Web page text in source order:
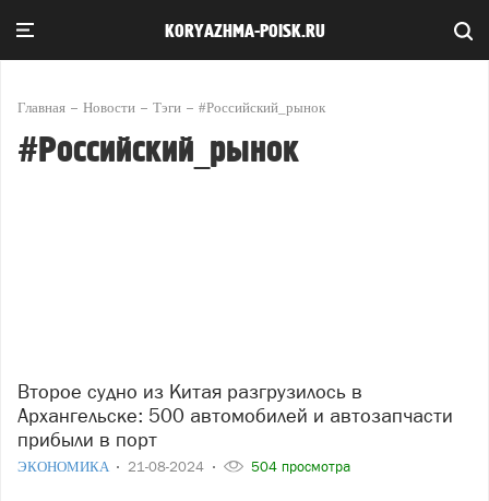
KORYAZHMA-POISK.RU
Главная Новости Тэги #Российский_рынок
#Российский_рынок
Второе судно из Китая разгрузилось в
Архангельске: 500 автомобилей и автозапчасти
прибыли в порт
ЭКОНОМИКА 21-08-2024 504 просмотра